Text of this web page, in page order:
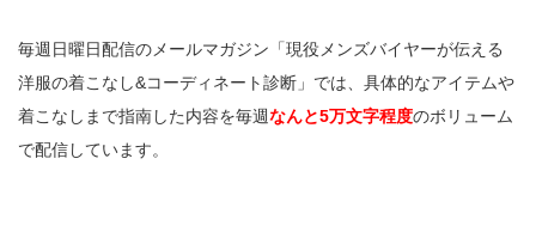
毎週日曜日配信のメールマガジン「現役メンズバイヤーが伝える
洋服の着こなし&コーディネート診断」では、具体的なアイテムや
着こなしまで指南した内容を毎週なんと5万文字程度のボリューム
で配信しています。